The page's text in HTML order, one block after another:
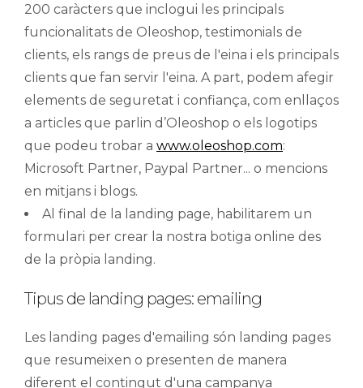
200 caràcters que inclogui les principals
funcionalitats de Oleoshop, testimonials de
clients, els rangs de preus de l'eina i els principals
clients que fan servir l'eina. A part, podem afegir
elements de seguretat i confiança, com enllaços
a articles que parlin d’Oleoshop o els logotips
que podeu trobar a www.oleoshop.com:
Microsoft Partner, Paypal Partner... o mencions
en mitjans i blogs.
Al final de la landing page, habilitarem un
formulari per crear la nostra botiga online des
de la pròpia landing.
Tipus de landing pages: emailing
Les landing pages d'emailing són landing pages
que resumeixen o presenten de manera
diferent el contingut d'una campanya